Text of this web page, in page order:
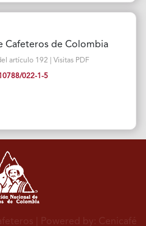
Cafeteros de Colombia
artículo 192 | Visitas PDF
022-1-5
| Powered by: Cenicafé